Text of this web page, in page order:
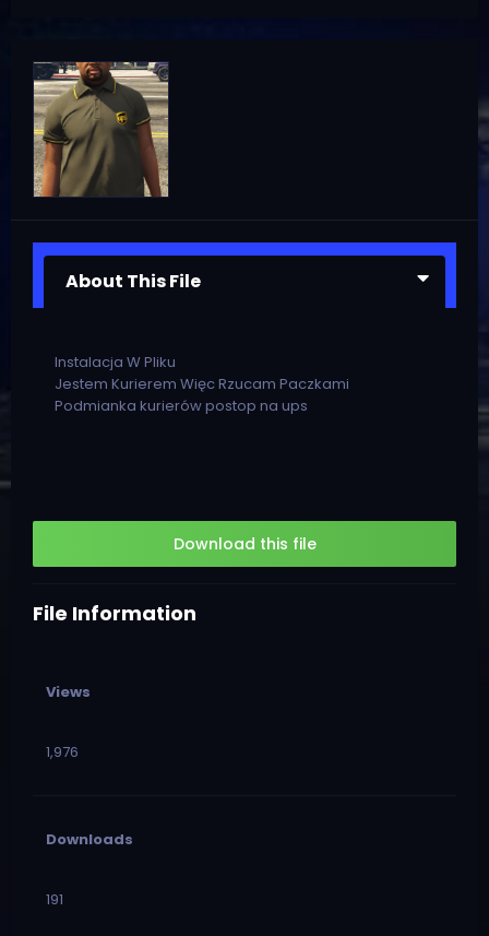
About This File
Instalacja W Pliku
Jestem Kurierem Więc Rzucam Paczkami
Podmianka kurierów postop na ups
Download this file
File Information
Views
1,976
Downloads
191